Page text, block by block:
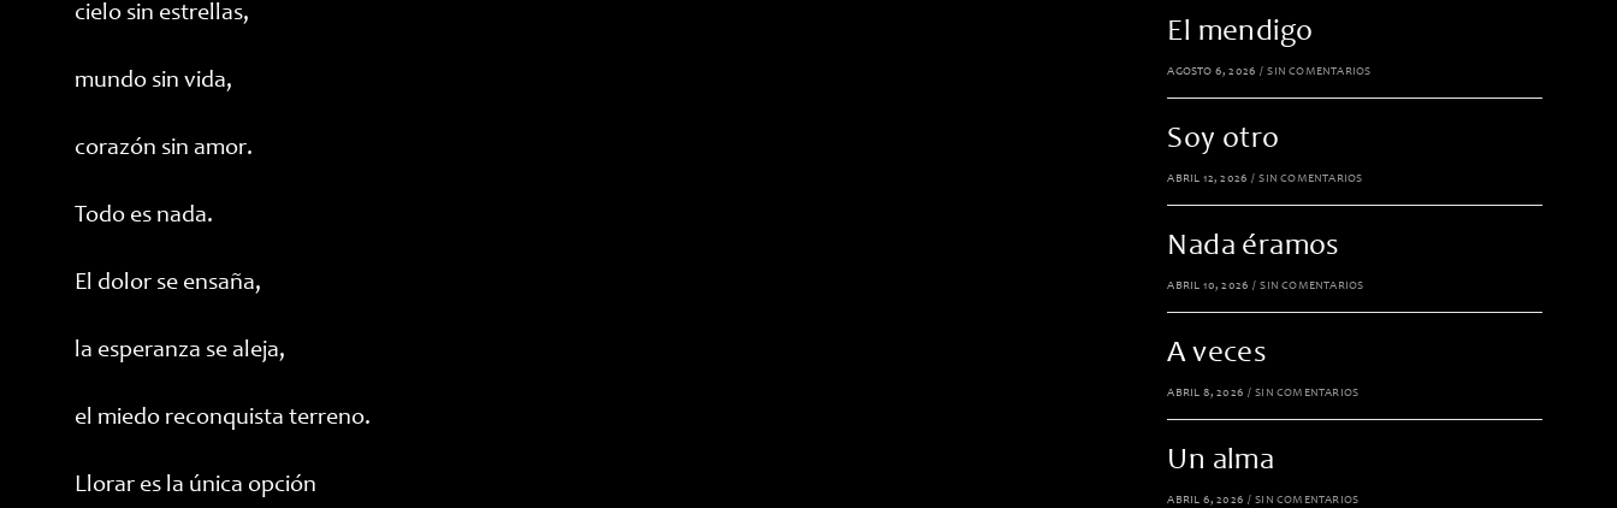
cielo sin estrellas,
mundo sin vida,
corazón sin amor.
Todo es nada.
El dolor se ensaña,
la esperanza se aleja,
el miedo reconquista terreno.
Llorar es la única opción
El mendigo
AGOSTO 6, 2026 / SIN COMENTARIOS
Soy otro
ABRIL 12, 2026 / SIN COMENTARIOS
Nada éramos
ABRIL 10, 2026 / SIN COMENTARIOS
A veces
ABRIL 8, 2026 / SIN COMENTARIOS
Un alma
ABRIL 6, 2026 / SIN COMENTARIOS